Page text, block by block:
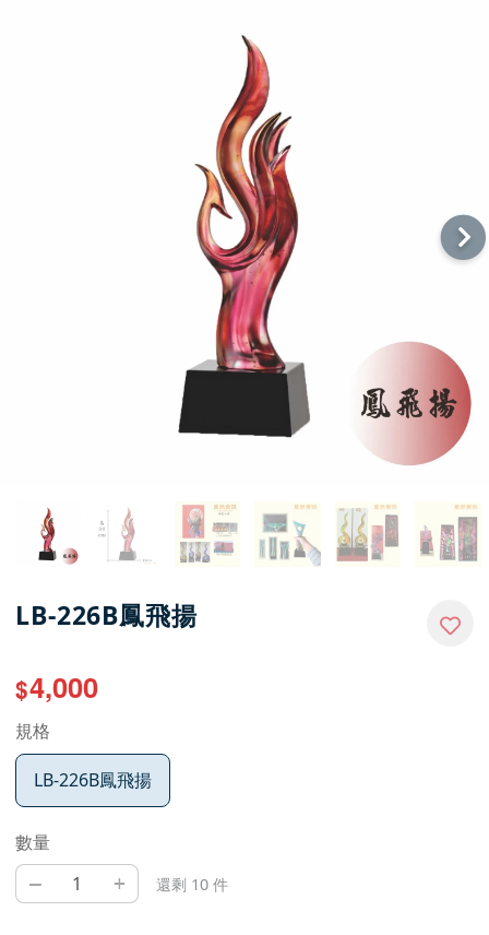
LB-226B鳳飛揚
$4,000
規格
LB-226B鳳飛揚
數量
– + 還剩 10 件